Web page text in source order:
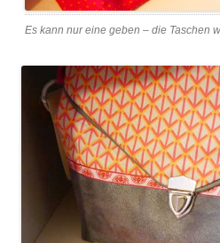
Es kann nur eine geben – die Taschen